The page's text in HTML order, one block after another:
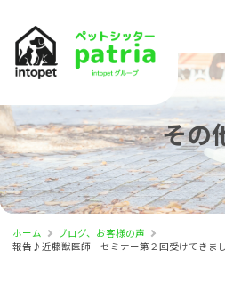
その
ホーム
ブログ、お客様の声
報告♪近藤獣医師 セミナー第２回受けてきま